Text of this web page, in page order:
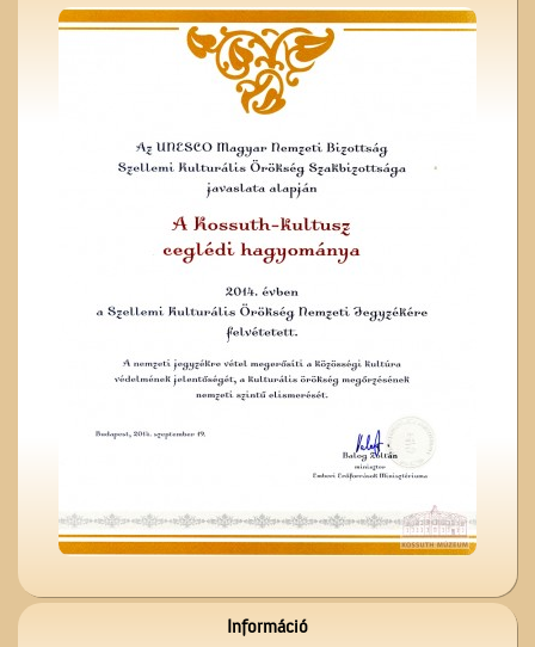
A Ceglédi Dózsa György
énekelnek
A régi ceglédi evangélikus
iskola
árjegyzéke
Információ